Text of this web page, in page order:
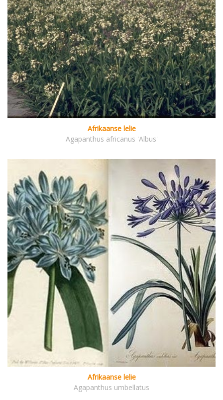
Afrikaanse lelie
Agapanthus africanus 'Albus'
Afrikaanse lelie
Agapanthus umbellatus